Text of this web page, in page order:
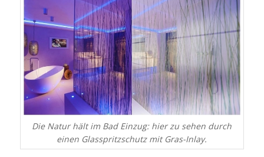
Die Natur hält im Bad Einzug: hier zu sehen durch
einen Glasspritzschutz mit Gras-Inlay.